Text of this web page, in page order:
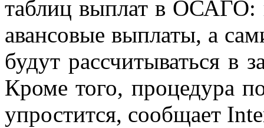
таблиц выплат в ОСАГО:
авансовые выплаты, а
будут рассчитываться в
Кроме того, процедура
упростится, сообщает